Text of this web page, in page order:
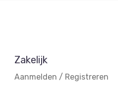
Zakelijk
Aanmelden / Registreren